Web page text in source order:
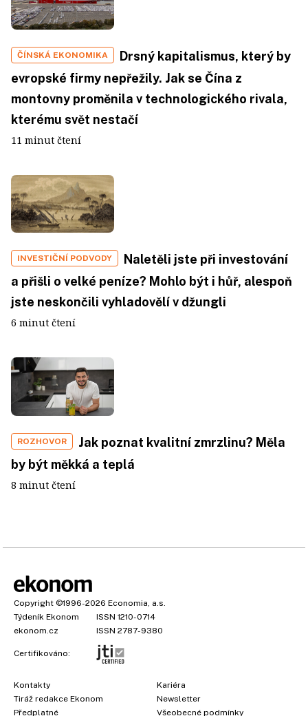
ČÍNSKÁ EKONOMIKA
Drsný kapitalismus, který by
evropské firmy nepřežily. Jak se Čína z
montovny proměnila v technologického rivala,
kterému svět nestačí
11 minut čtení
INVESTIČNÍ PODVODY
Naletěli jste při investování
a přišli o velké peníze? Mohlo být i hůř, alespoň
jste neskončili vyhladovělí v džungli
6 minut čtení
ROZHOVOR
Jak poznat kvalitní zmrzlinu? Měla
by být měkká a teplá
8 minut čtení
Copyright ©1996-2026 Economia, a.s.
Týdeník Ekonom
ISSN 1210-0714
ekonom.cz
ISSN 2787-9380
Certifikováno:
Kontakty
Tiráž redakce Ekonom
Předplatné
Kariéra
Newsletter
Všeobecné podmínky